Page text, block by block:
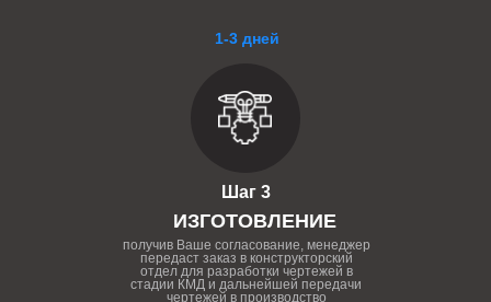
1-3 дней
Шаг 3
ИЗГОТОВЛЕНИЕ
получив Ваше согласование, менеджер
передаст заказ в конструкторский
отдел для разработки чертежей в
стадии КМД и дальнейшей передачи
чертежей в производство